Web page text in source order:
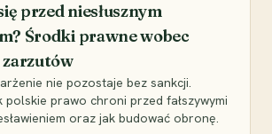
przed niesłusznym
Środki prawne wobec
zarzutów
nie pozostaje bez sankcji.
polskie prawo chroni przed fałszywymi
oraz jak budować obronę.